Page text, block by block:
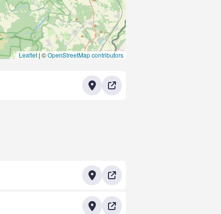
Leaflet | ©OpenStreetMap contributors